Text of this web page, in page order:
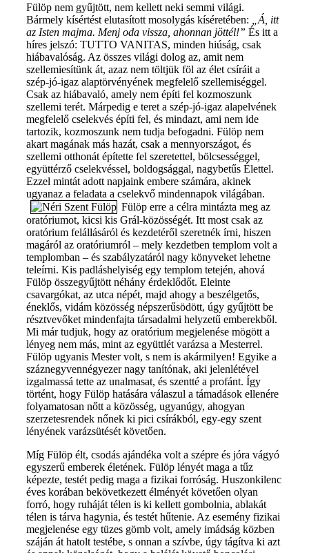
Fülöp nem gyűjtött, nem kellett neki semmi világi.
Bármely kísértést elutasított mosolygás kíséretében:
„Á, itt
az Isten majma. Menj oda vissza, ahonnan jöttél!” És itt a
híres jelszó: TUTTO VANITAS, minden hiúság, csak
hiábavalóság. Az összes világi dolog az, amit nem
szellemiesítünk át, azaz nem töltjük föl az élet csíráit a
szép-jó-igaz alaptörvényének megfelelő szellemiséggel.
Csak az hiábavaló, amely nem építi fel kozmoszunk
szellemi terét. Márpedig e teret a szép-jó-igaz alapelvének
megfelelő cselekvés építi fel, és mindazt, ami nem ide
tartozik, kozmoszunk nem tudja befogadni. Fülöp nem
akart magának más hazát, csak a mennyországot, és
szellemi otthonát építette fel szeretettel, bölcsességgel,
együttérző cselekvéssel, boldogsággal, nagybetűs Élettel.
Ezzel mintát adott napjaink embere számára, akinek
ugyanaz a feladata a cselekvő mindennapok világában.
Fülöp erre a célra mintázta meg az
oratóriumot, kicsi kis Grál-közösségét. Itt most csak az
oratórium felállásáról és kezdetéről szeretnék írni, hiszen
magáról az oratóriumról – mely kezdetben templom volt a
templomban – és szabályzatáról nagy könyveket lehetne
teleírni. Kis padláshelyiség egy templom tetején, ahová
Fülöp összegyűjtött néhány érdeklődőt. Eleinte
csavargókat, az utca népét, majd ahogy a beszélgetős,
éneklős, vidám közösség népszerűsödött, úgy gyűjtött be
résztvevőket mindenfajta társadalmi helyzetű emberekből.
Mi már tudjuk, hogy az oratórium megjelenése mögött a
lényeg nem más, mint az együttlét varázsa a Mesterrel.
Fülöp ugyanis Mester volt, s nem is akármilyen! Egyike a
száznegyvennégyezer nagy tanítónak, aki jelenlétével
izgalmassá tette az unalmasat, és szentté a profánt. Így
történt, hogy Fülöp hatására válaszul a támadások ellenére
folyamatosan nőtt a közösség, ugyanúgy, ahogyan
szerzetesrendek nőnek ki pici csírákból, egy-egy szent
lényének varázsütését követően.
Míg Fülöp élt, csodás ajándéka volt a szépre és jóra vágyó
egyszerű emberek életének. Fülöp lényét maga a tűz
képezte, testét pedig maga a fizikai forróság. Huszonkilenc
éves korában bekövetkezett élményét követően olyan
forró, hogy ruháját télen is ki kellett gombolnia, ablakát
télen is tárva hagynia, és testét hűtenie. Az esemény fizikai
megjelenése egy tüzes gömb volt, amely imádság közben
száján át hatolt testébe, s onnan a szívbe, úgy tágítva ki azt